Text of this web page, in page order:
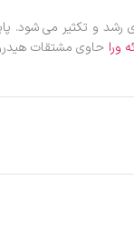
و تکثیر می شود.
ورا حاوی مشتقات